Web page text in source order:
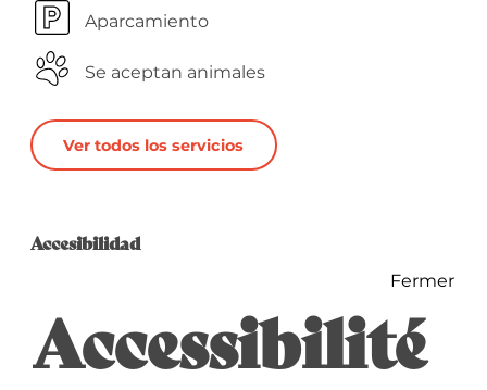
Aparcamiento
Se aceptan animales
Ver todos los servicios
Oferta de
Accesibilidad
Accesibilidad
Fermer
Accessibilité